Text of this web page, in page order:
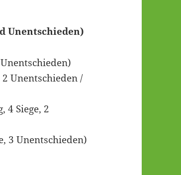
Unentschieden)
2 Unentschieden /
4 Siege, 2
3 Unentschieden)